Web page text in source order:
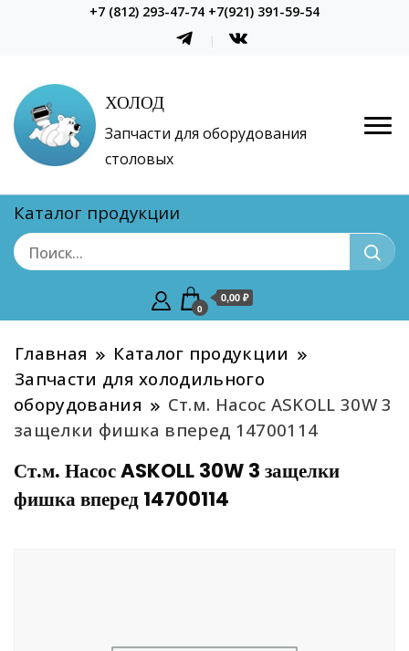
+7 (812) 293-47-74 +7(921) 391-59-54
ХОЛОД
Запчасти для оборудования
столовых
Каталог продукции
0
0,00 ₽
Главная
Каталог продукции
Запчасти для холодильного
оборудования
Ст.м. Насос ASKOLL 30W 3
защелки фишка вперед 14700114
Ст.м. Насос ASKOLL 30W 3 защелки
фишка вперед 14700114